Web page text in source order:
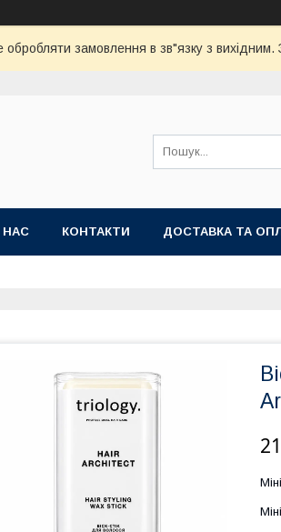
обробляти замовлення в зв"язку з
НАС КОНТАКТИ ДОСТАВКА ТА